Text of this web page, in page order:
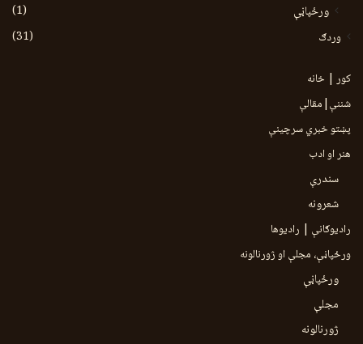
ورځپاڼې
(1)
وردګ
(31)
کور | خانه
شننې|مقالې
پښتو خبري سرچينې
هنر او ادب
سندرې
شعرونه
رادیوګانې | رادیوها
ورځپاڼې، مجلې او ژورنالونه
ورځپاڼې
مجلې
ژورنالونه